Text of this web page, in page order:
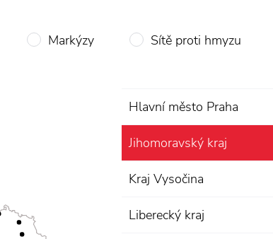
Markýzy Sítě proti hmyzu
Hlavní město Praha
Jihomoravský kraj
Kraj Vysočina
Liberecký kraj